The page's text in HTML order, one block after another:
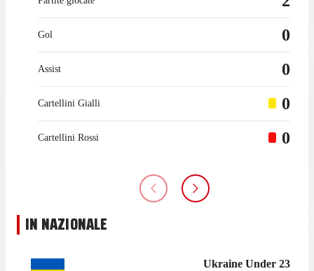
Gol 0
Assist 0
Cartellini Gialli 0
Cartellini Rossi 0
IN NAZIONALE
Ukraine Under 23